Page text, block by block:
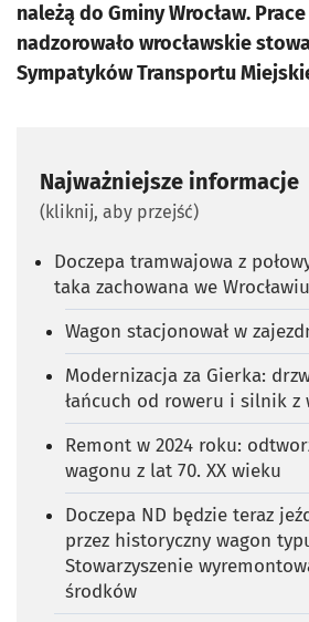
należą do Gminy Wrocław.
nadzorowało wrocławskie
Sympatyków Transportu
Najważniejsze informacje
(kliknij, aby przejść)
Doczepa tramwajowa z
taka zachowana we Wrocławiu
Wagon stacjonował w
Modernizacja za Gierka:
łańcuch od roweru i silnik z
Remont w 2024 roku:
wagonu z lat 70. XX wieku
Doczepa ND będzie teraz
przez historyczny wagon
Stowarzyszenie
środków